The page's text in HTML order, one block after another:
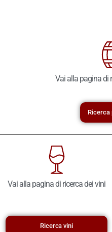
Vai alla pagina di
Ricerca
Vai alla pagina di ricerca dei vini
Ricerca vini